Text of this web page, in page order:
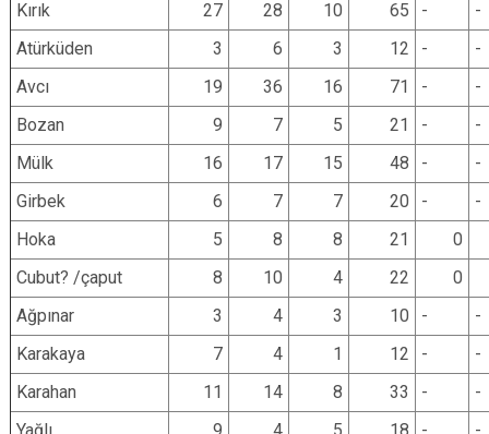
Kırık
27 28 10 65 -
-
Atürküden
3 6 3 12 -
-
Avcı
19 36 16 71 -
-
Bozan
9 7 5 21 -
-
Mülk
16 17 15 48 -
-
Girbek
6 7 7 20 -
-
Hoka
5 8 8 21
0
Cubut? /çaput
8 10 4 22
0
Ağpınar
3 4 3 10 -
-
Karakaya
7 4 1 12 -
-
Karahan
11 14 8 33 -
-